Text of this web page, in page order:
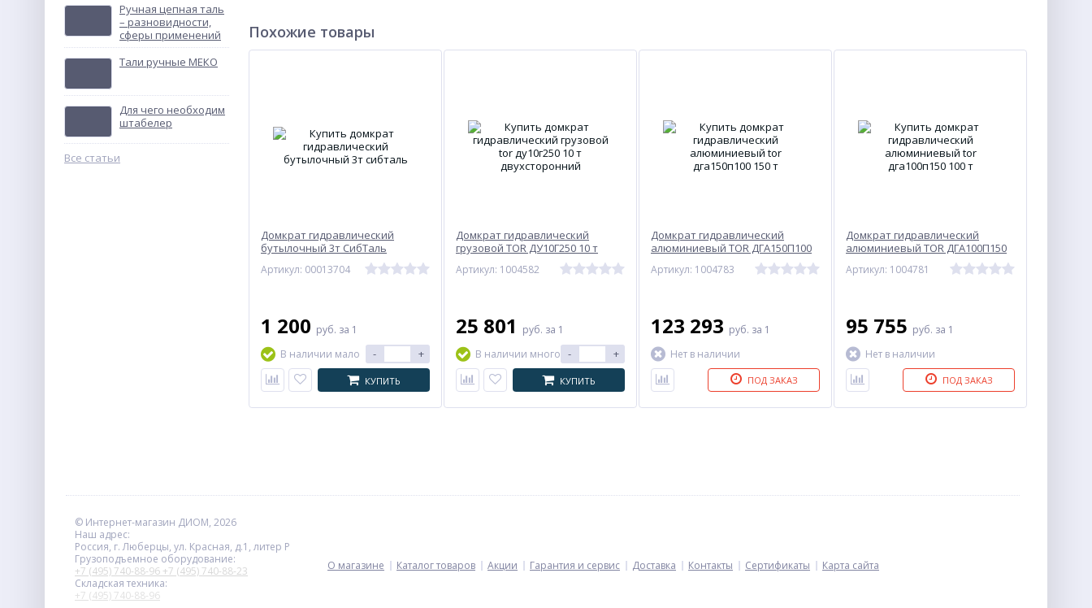
Ручная цепная таль
– разновидности,
сферы применений
Тали ручные МЕКО
Для чего необходим
штабелер
Все статьи
Похожие товары
Домкрат гидравлический
бутылочный 3т СибТаль
Артикул: 00013704
1 200 руб. за 1
В наличии мало
- +
КУПИТЬ
Домкрат гидравлический
грузовой TOR ДУ10Г250 10 т
Артикул: 1004582
25 801 руб. за 1
В наличии много - +
КУПИТЬ
Домкрат гидравлический
алюминиевый TOR ДГА150П100
Артикул: 1004783
123 293 руб. за 1
Нет в наличии
ПОД ЗАКАЗ
Домкрат гидравлический
алюминиевый TOR ДГА100П150
Артикул: 1004781
95 755 руб. за 1
Нет в наличии
ПОД ЗАКАЗ
© Интернет-магазин ДИОМ, 2026
Наш адрес:
Россия, г. Люберцы, ул. Красная, д.1, литер Р
Грузоподъемное оборудование:
+7 (495) 740-88-96 +7 (495) 740-88-23
Складская техника:
+7 (495) 740-88-96
О магазине Каталог товаров Акции Гарантия и сервис Доставка Контакты Сертификаты Карта сайта